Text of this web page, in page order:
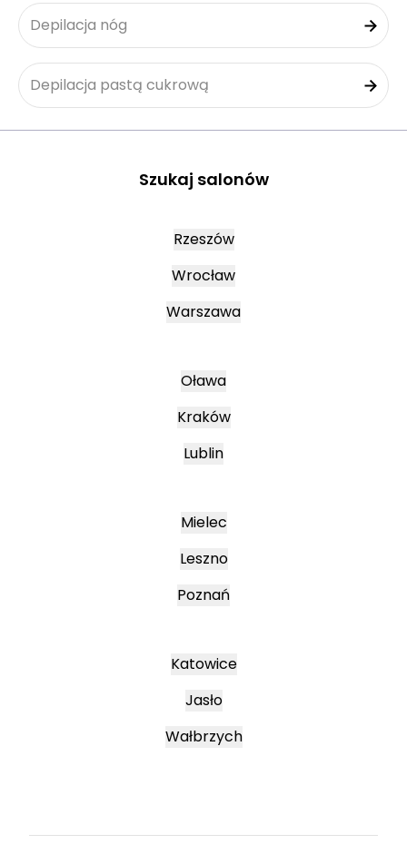
Depilacja nóg
Depilacja pastą cukrową
Szukaj salonów
Rzeszów
Wrocław
Warszawa
Oława
Kraków
Lublin
Mielec
Leszno
Poznań
Katowice
Jasło
Wałbrzych